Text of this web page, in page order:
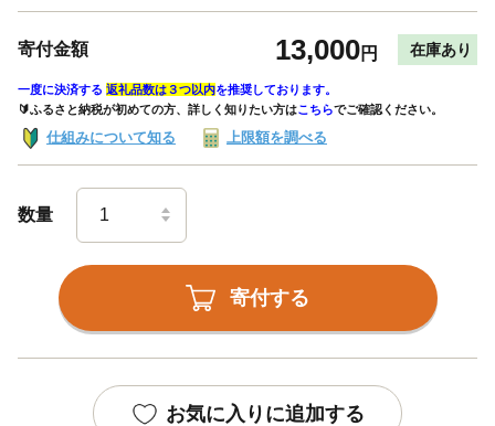
寄付金額 13,000円 在庫あり
一度に決済する 返礼品数は３つ以内を推奨しております。
🔰ふるさと納税が初めての方、詳しく知りたい方はこちらでご確認ください。
仕組みについて知る 上限額を調べる
数量
寄付する
お気に入りに追加する